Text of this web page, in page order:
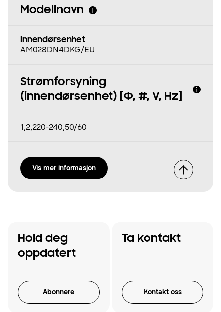
Modellnavn
Innendørsenhet
AM028DN4DKG/EU
Strømforsyning
(innendørsenhet) [Φ, #, V, Hz]
1,2,220-240,50/60
Vis mer informasjon
Hold deg
oppdatert
Abonnere
Ta kontakt
Kontakt oss